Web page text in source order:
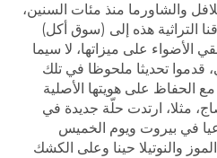
والشاورما منذ مئات السنين،
التراثية هذه إلى (سوق أكل)
الأضواء على ميزاتها، لا سيما
قدموا تحديثا ملحوظا في تلك
مثلا، ارتدت حلّة جديدة في
في بيروت ويوم الخميس
والنوتيلا حينا وعلى الكشك